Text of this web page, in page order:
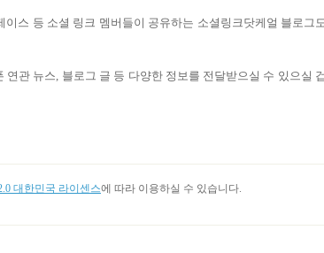
이스 등 소셜 링크 멤버들이 공유하는 소셜링크닷케얼 블로그
관 뉴스, 블로그 글 등 다양한 정보를 전달받으실 수 있으실
대한민국 라이센스에 따라 이용하실 수 있습니다.